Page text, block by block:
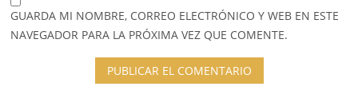
GUARDA MI NOMBRE, CORREO ELECTRÓNICO Y WEB EN ESTE
NAVEGADOR PARA LA PRÓXIMA VEZ QUE COMENTE.